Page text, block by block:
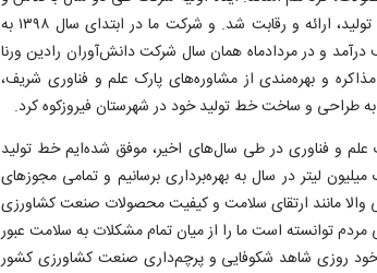
پشتکار شبانه‌روزی تبدیل به محصولی قابل تولید، ارائه و رقابت شد. و شرکت ما در ابتدای سال ۱۳۹۸ به
و در مردادماه همان سال شرکت دانش‌آوران رادین ورنا
و بهره‌مندی از مشاوره‌های پارک علم و فناوری شریف،
طراحی و ساخت خط تولید خود در شهرستان فیروزکوه کرد.
و فناوری در طی سال‌های اخیر، موفق شده‌ایم خط تولید
لیتر در سال به بهره‌برداری برسانیم و تمامی مجوزهای
مانند ارتقای سلامت و کیفیت محصولات صنعت کشاورزی
توانسته است ما را از میان تمام مشکلات به سلامت عبور
روزی شاهد شکوفایی و پرچم‌داری صنعت کشاورزی کشور